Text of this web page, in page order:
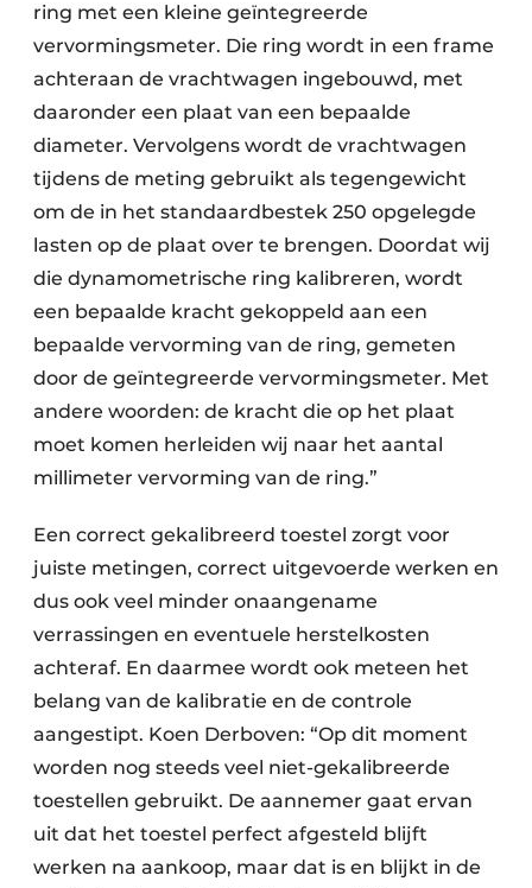
ring met een kleine geïntegreerde
vervormingsmeter. Die ring wordt in een frame
achteraan de vrachtwagen ingebouwd, met
daaronder een plaat van een bepaalde
diameter. Vervolgens wordt de vrachtwagen
tijdens de meting gebruikt als tegengewicht
om de in het standaardbestek 250 opgelegde
lasten op de plaat over te brengen. Doordat wij
die dynamometrische ring kalibreren, wordt
een bepaalde kracht gekoppeld aan een
bepaalde vervorming van de ring, gemeten
door de geïntegreerde vervormingsmeter. Met
andere woorden: de kracht die op het plaat
moet komen herleiden wij naar het aantal
millimeter vervorming van de ring.”
Een correct gekalibreerd toestel zorgt voor
juiste metingen, correct uitgevoerde werken en
dus ook veel minder onaangename
verrassingen en eventuele herstelkosten
achteraf. En daarmee wordt ook meteen het
belang van de kalibratie en de controle
aangestipt. Koen Derboven: “Op dit moment
worden nog steeds veel niet-gekalibreerde
toestellen gebruikt. De aannemer gaat ervan
uit dat het toestel perfect afgesteld blijft
werken na aankoop, maar dat is en blijkt in de